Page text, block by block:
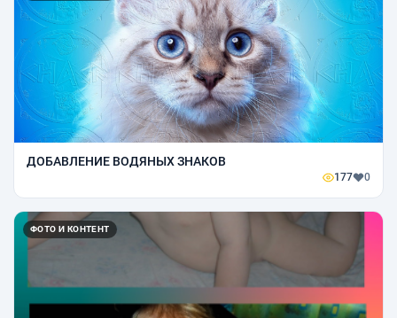
ДОБАВЛЕНИЕ ВОДЯНЫХ ЗНАКОВ
177 0
ФОТО И КОНТЕНТ